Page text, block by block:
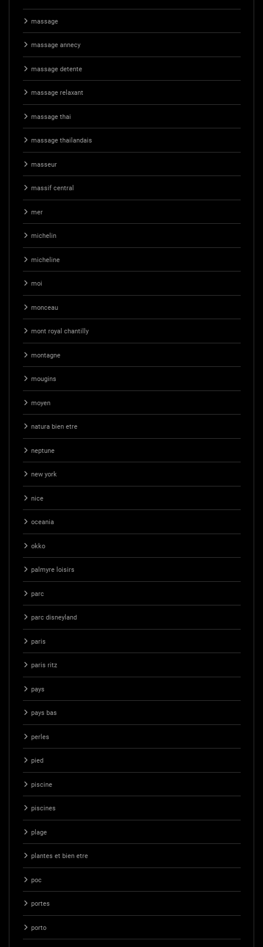
massage
massage annecy
massage detente
massage relaxant
massage thai
massage thailandais
masseur
massif central
mer
michelin
micheline
moi
monceau
mont royal chantilly
montagne
mougins
moyen
natura bien etre
neptune
new york
nice
oceania
okko
palmyre loisirs
parc
parc disneyland
paris
paris ritz
pays
pays bas
perles
pied
piscine
piscines
plage
plantes et bien etre
poc
portes
porto